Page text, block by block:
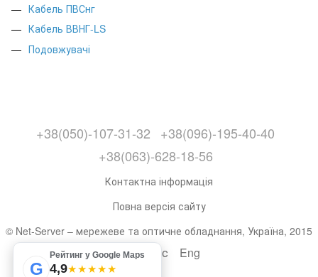
Кабель ПВСнг
Кабель ВВНГ-LS
Подовжувачі
+38(050)-107-31-32
+38(096)-195-40-40
+38(063)-628-18-56
Контактна інформація
Повна версія сайту
© Net-Server – мережеве та оптичне обладнання, Україна, 2015
Укр Рус Eng
G
Рейтинг у Google Maps
4,9★★★★★